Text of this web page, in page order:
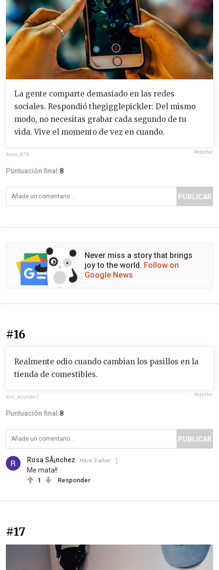
La gente comparte demasiado en las redes
sociales. Respondió thegigglepickler: Del mismo
modo, no necesitas grabar cada segundo de tu
vida. Vive el momento de vez en cuando.
Anon_879 Reportar
Puntuación final:8
PUBLICAR
Never miss a story that brings
joy to the world. Follow on
Google News
#16
Realmente odio cuando cambian los pasillos en la
tienda de comestibles.
torn_asunder7 Reportar
Puntuación final:8
PUBLICAR
Rosa SÃ¡nchez Hace 3 años
Me mata!!
1 Responder
#17